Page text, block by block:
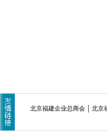
北京福建企业总商会 北京